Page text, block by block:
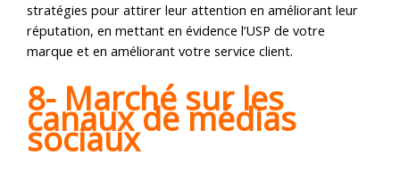
stratégies pour attirer leur attention en améliorant leur
réputation, en mettant en évidence l’USP de votre
marque et en améliorant votre service client.
8- Marché sur les
canaux de médias
sociaux